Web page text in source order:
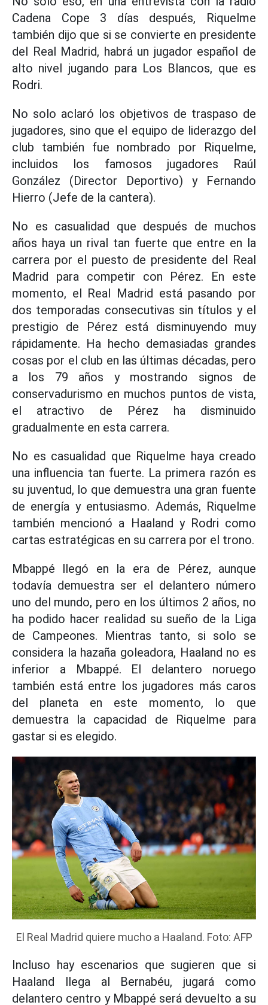
Cadena Cope 3 días después, Riquelme
también dijo que si se convierte en presidente
del Real Madrid, habrá un jugador español de
alto nivel jugando para Los Blancos, que es
Rodri.
No solo aclaró los objetivos de traspaso de
jugadores, sino que el equipo de liderazgo del
club también fue nombrado por Riquelme,
incluidos los famosos jugadores Raúl
González (Director Deportivo) y Fernando
Hierro (Jefe de la cantera).
No es casualidad que después de muchos
años haya un rival tan fuerte que entre en la
carrera por el puesto de presidente del Real
Madrid para competir con Pérez. En este
momento, el Real Madrid está pasando por
dos temporadas consecutivas sin títulos y el
prestigio de Pérez está disminuyendo muy
rápidamente. Ha hecho demasiadas grandes
cosas por el club en las últimas décadas, pero
a los 79 años y mostrando signos de
conservadurismo en muchos puntos de vista,
el atractivo de Pérez ha disminuido
gradualmente en esta carrera.
No es casualidad que Riquelme haya creado
una influencia tan fuerte. La primera razón es
su juventud, lo que demuestra una gran fuente
de energía y entusiasmo. Además, Riquelme
también mencionó a Haaland y Rodri como
cartas estratégicas en su carrera por el trono.
Mbappé llegó en la era de Pérez, aunque
todavía demuestra ser el delantero número
uno del mundo, pero en los últimos 2 años, no
ha podido hacer realidad su sueño de la Liga
de Campeones. Mientras tanto, si solo se
considera la hazaña goleadora, Haaland no es
inferior a Mbappé. El delantero noruego
también está entre los jugadores más caros
del planeta en este momento, lo que
demuestra la capacidad de Riquelme para
gastar si es elegido.
El Real Madrid quiere mucho a Haaland. Foto: AFP
Incluso hay escenarios que sugieren que si
Haaland llega al Bernabéu, jugará como
delantero centro y Mbappé será devuelto a su